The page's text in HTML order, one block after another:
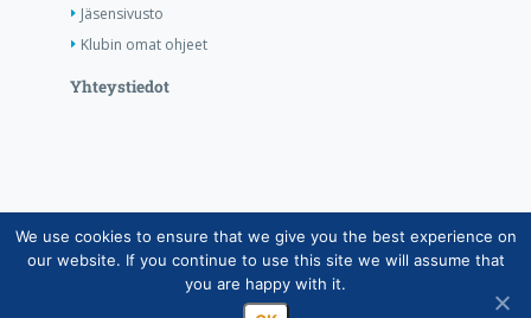
Jäsensivusto
Klubin omat ohjeet
Yhteystiedot
Copyright © Suomen Rotarypalvelu ry 2026 |
Jäsentietojärjestelmän tietosuojaseloste| Henkilötietojen
käsittely Rotarytoiminnassa
We use cookies to ensure that we give you the best experience on
our website. If you continue to use this site we will assume that
you are happy with it.